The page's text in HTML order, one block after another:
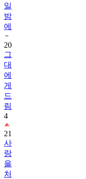
일
밤
에
20
그
대
에
게
드
림
4
21
사
랑
을
처